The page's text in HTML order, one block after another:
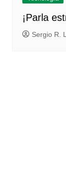
¡Parla
Sergio R.